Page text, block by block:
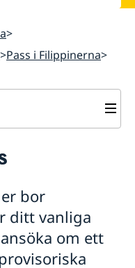
Pass i Filippinerna
bor
ditt vanliga
om ett